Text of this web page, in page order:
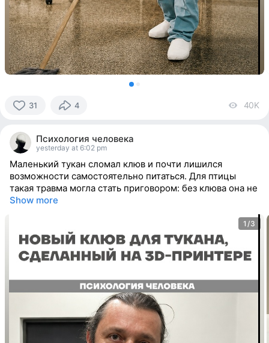
31
people
reacted
4 40K
Психология человека
yesterday at 6:02 pm
Маленький тукан сломал клюв и почти лишился
возможности самостоятельно питаться. Для птицы
такая травма могла стать приговором: без клюва она не
Show more
1/3